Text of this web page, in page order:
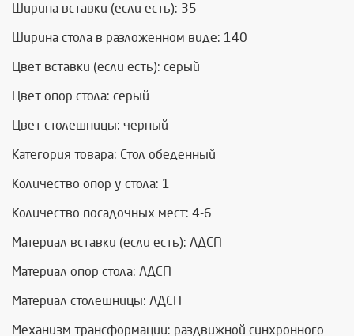
Ширина вставки (если есть): 35
Ширина стола в разложенном виде: 140
Цвет вставки (если есть): серый
Цвет опор стола: серый
Цвет столешницы: черный
Категория товара: Стол обеденный
Количество опор у стола: 1
Количество посадочных мест: 4-6
Материал вставки (если есть): ЛДСП
Материал опор стола: ЛДСП
Материал столешницы: ЛДСП
Механизм трансформации: раздвижной синхронного